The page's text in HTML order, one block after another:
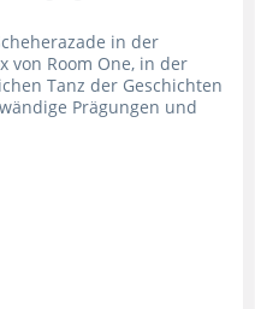
in der
von Room One, in der
Tanz der Geschichten
Prägungen und